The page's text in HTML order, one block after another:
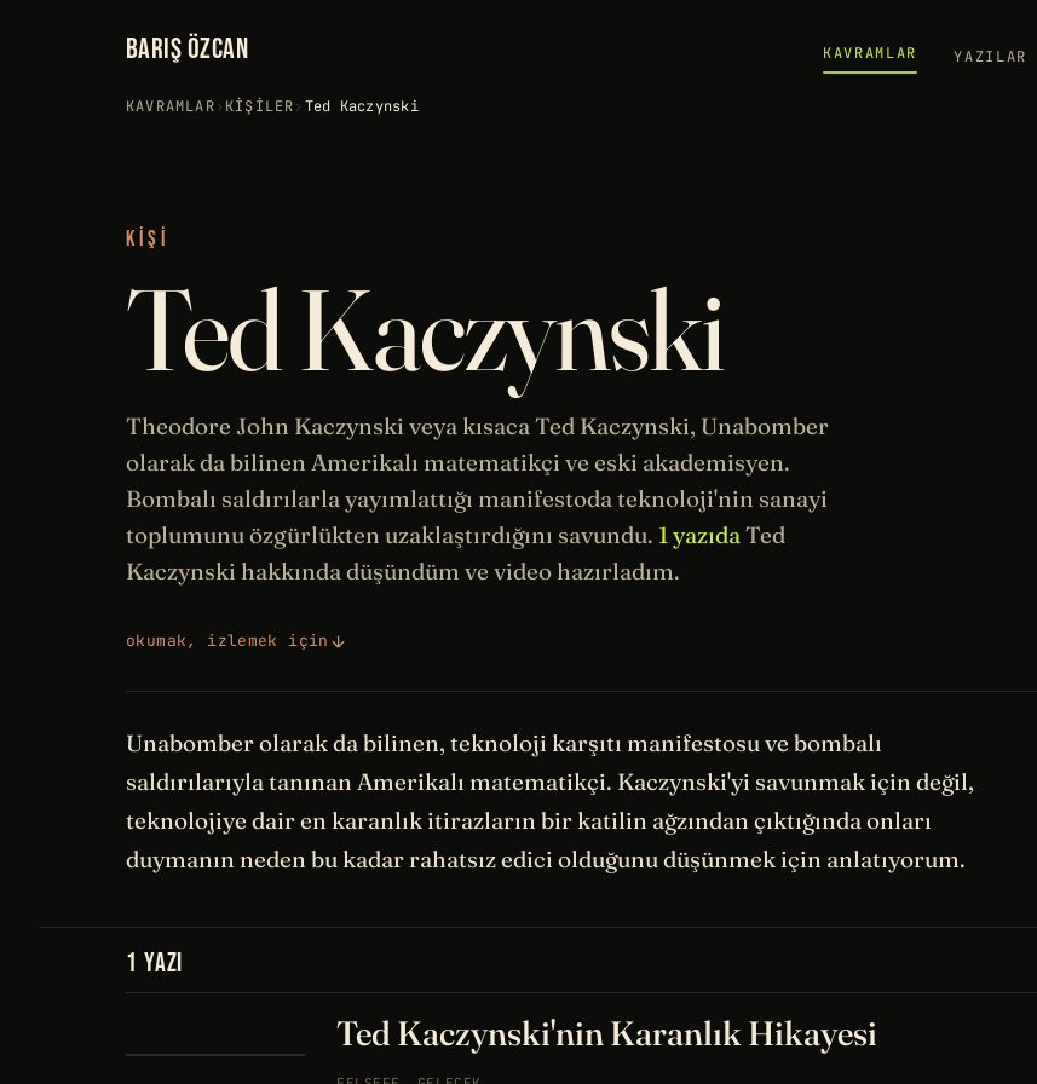
BARIŞ ÖZCAN KAVRAMLAR YAZILAR
KAVRAMLAR› KIŞILER› Ted Kaczynski
KIŞI
Ted Kaczynski
Theodore John Kaczynski veya kısaca Ted Kaczynski, Unabomber
olarak da bilinen Amerikalı matematikçi ve eski akademisyen.
Bombalı saldırılarla yayımlattığı manifestoda teknoloji'nin sanayi
toplumunu özgürlükten uzaklaştırdığını savundu. 1 yazıdaTed
Kaczynski hakkında düşündüm ve video hazırladım.
okumak, izlemek için
Unabomber olarak da bilinen, teknoloji karşıtı manifestosu ve bombalı
saldırılarıyla tanınan Amerikalı matematikçi. Kaczynski'yi savunmak için değil,
teknolojiye dair en karanlık itirazların bir katilin ağzından çıktığında onları
duymanın neden bu kadar rahatsız edici olduğunu düşünmek için anlatıyorum.
1 YAZI
Ted Kaczynski'nin Karanlık Hikayesi